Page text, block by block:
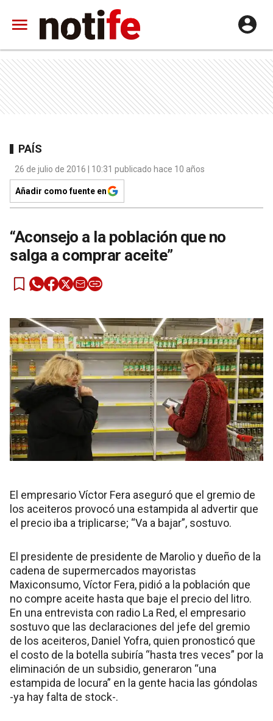
PAÍS
26 de julio de 2016 | 10:31 publicado hace 10 años
Añadir como fuente en
“Aconsejo a la población que no
salga a comprar aceite”
El empresario Víctor Fera aseguró que el gremio de
los aceiteros provocó una estampida al advertir que
el precio iba a triplicarse; “Va a bajar”, sostuvo.
El presidente de presidente de Marolio y dueño de la
cadena de supermercados mayoristas
Maxiconsumo, Víctor Fera, pidió a la población que
no compre aceite hasta que baje el precio del litro.
En una entrevista con radio La Red, el empresario
sostuvo que las declaraciones del jefe del gremio
de los aceiteros, Daniel Yofra, quien pronosticó que
el costo de la botella subiría “hasta tres veces” por la
eliminación de un subsidio, generaron “una
estampida de locura” en la gente hacia las góndolas
-ya hay falta de stock-.